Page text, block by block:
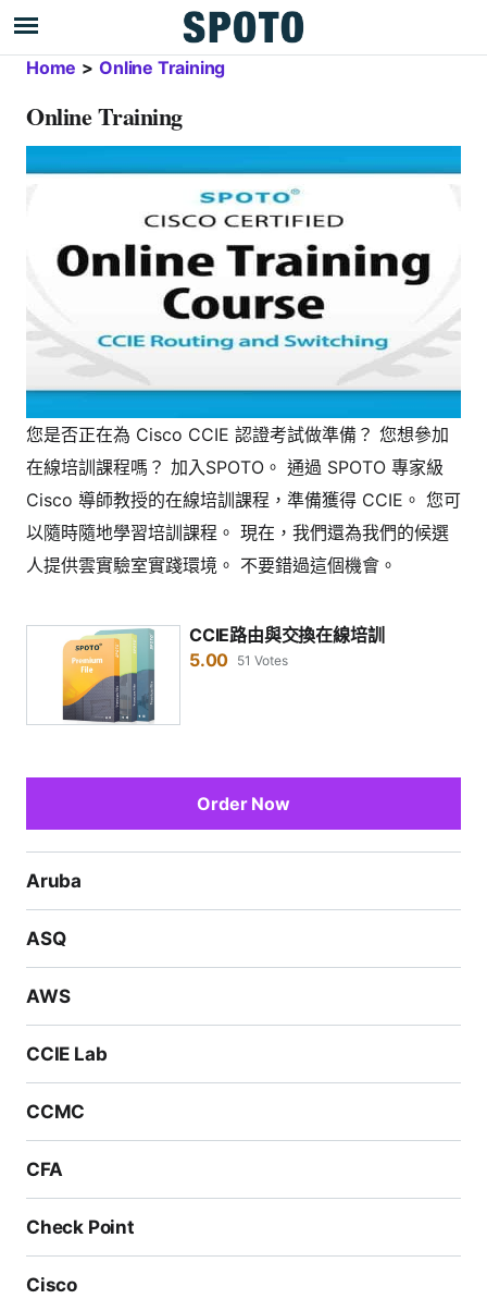
Home > Online Training
Online Training
您是否正在為 Cisco CCIE 認證考試做準備？ 您想參加
在線培訓課程嗎？ 加入SPOTO。 通過 SPOTO 專家級
Cisco 導師教授的在線培訓課程，準備獲得 CCIE。 您可
以隨時隨地學習培訓課程。 現在，我們還為我們的候選
人提供雲實驗室實踐環境。 不要錯過這個機會。
CCIE路由與交換在線培訓
5.00 51 Votes
Order Now
Aruba
ASQ
AWS
CCIE Lab
CCMC
CFA
Check Point
Cisco